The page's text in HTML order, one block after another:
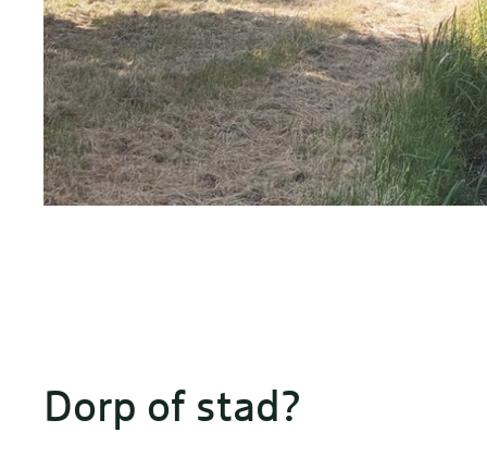
Dorp of stad?